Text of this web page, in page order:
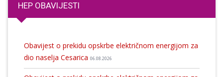
HEP OBAVIJESTI
Obavijest o prekidu opskrbe električnom energijom za
dio naselja Cesarica 06.08.2026